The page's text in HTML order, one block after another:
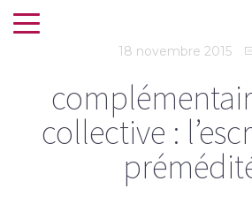
18 novembre 2015
collective :